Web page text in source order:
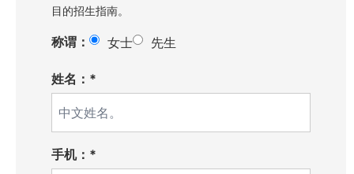
目的招生指南。
称谓： 女士 先生
姓名：*
手机：*